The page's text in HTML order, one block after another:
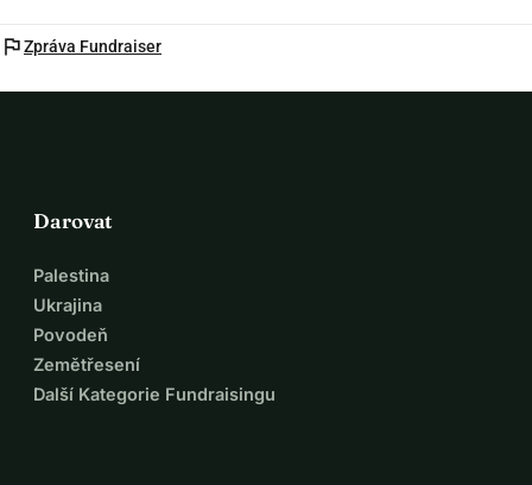
flagZpráva Fundraiser
Darovat
Palestina
Ukrajina
Povodeň
Zemětřesení
Další Kategorie Fundraisingu